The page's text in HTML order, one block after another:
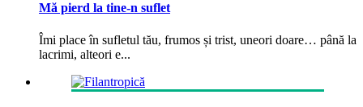
Mă pierd la tine-n suflet
Îmi place în sufletul tău, frumos și trist, uneori doare… până la
lacrimi, alteori e...